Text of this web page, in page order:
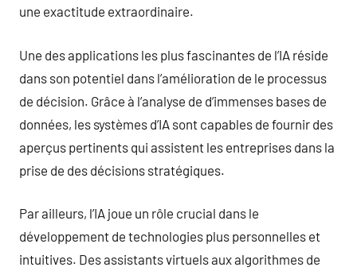
une exactitude extraordinaire.
Une des applications les plus fascinantes de l’IA réside
dans son potentiel dans l’amélioration de le processus
de décision. Grâce à l’analyse de d’immenses bases de
données, les systèmes d’IA sont capables de fournir des
aperçus pertinents qui assistent les entreprises dans la
prise de des décisions stratégiques.
Par ailleurs, l’IA joue un rôle crucial dans le
développement de technologies plus personnelles et
intuitives. Des assistants virtuels aux algorithmes de